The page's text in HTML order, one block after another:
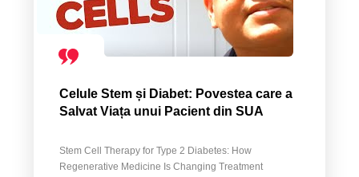
Celule Stem și Diabet: Povestea care a
Salvat Viața unui Pacient din SUA
Stem Cell Therapy for Type 2 Diabetes: How
Regenerative Medicine Is Changing Treatment